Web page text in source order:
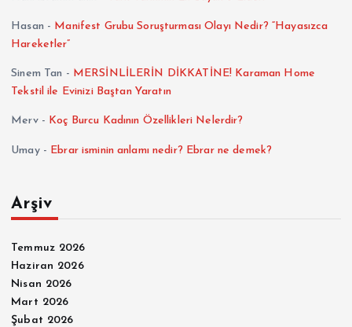
Hasan - Manifest Grubu Soruşturması Olayı Nedir? “Hayasızca
Hareketler”
Sinem Tan - MERSİNLİLERİN DİKKATİNE! Karaman Home
Tekstil ile Evinizi Baştan Yaratın
Merv- Koç Burcu Kadının Özellikleri Nelerdir?
Umay- Ebrar isminin anlamı nedir? Ebrar ne demek?
Arşiv
Temmuz 2026
Haziran 2026
Nisan 2026
Mart 2026
Şubat 2026